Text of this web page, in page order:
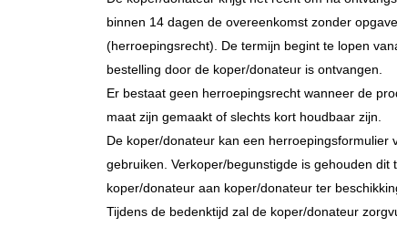
binnen 14 dagen de overeenkomst zonder
(herroepingsrecht). De termijn begint te lopen
bestelling door de koper/donateur is ontvangen.
Er bestaat geen herroepingsrecht wanneer de
maat zijn gemaakt of slechts kort houdbaar zijn.
De koper/donateur kan een herroepingsformulier
gebruiken. Verkoper/begunstigde is gehouden dit
koper/donateur aan koper/donateur ter
Tijdens de bedenktijd zal de koper/donateur